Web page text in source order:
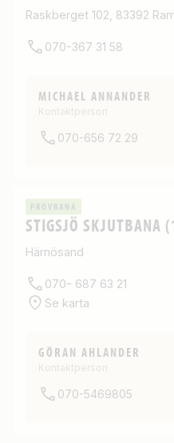
Raskberget 102, 83392
070-367 31 58
MICHAEL ANNANDER
Kontaktperson
070-656 72 29
PROVBANA
STIGSJÖ SKJUTBANA
Härnösand
070- 687 63 21
Se karta
GÖRAN AHLANDER
Kontaktperson
070-5469805